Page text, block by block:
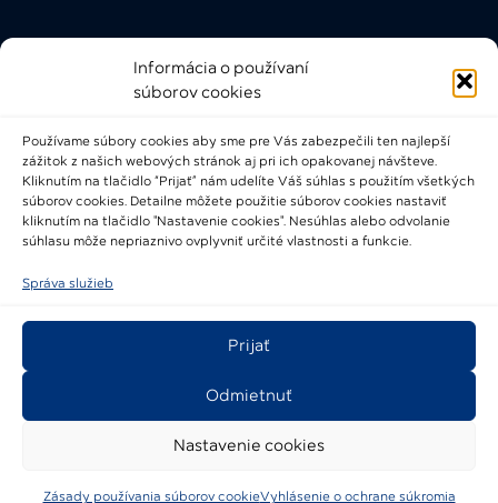
Informácia o používaní
súborov cookies
Používame súbory cookies aby sme pre Vás zabezpečili ten najlepší
zážitok z našich webových stránok aj pri ich opakovanej návšteve.
Kliknutím na tlačidlo “Prijať” nám udelíte Váš súhlas s použitím všetkých
súborov cookies. Detailne môžete použitie súborov cookies nastaviť
kliknutím na tlačidlo "Nastavenie cookies". Nesúhlas alebo odvolanie
súhlasu môže nepriaznivo ovplyvniť určité vlastnosti a funkcie.
Správa služieb
Prijať
Odmietnuť
Nastavenie cookies
Zásady používania súborov cookieVyhlásenie o ochrane súkromia
Rýchle odkazy
Bádateľský poriadok
Knižničný a výpožičný poriadok
Všeobecné podmienky
2021-2024 © Národné osvetové centrum